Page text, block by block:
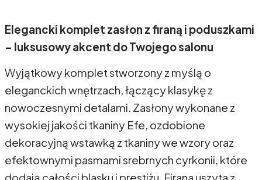
Elegancki komplet zasłon z firaną i poduszkami
– luksusowy akcent do Twojego salonu
Wyjątkowy komplet stworzony z myślą o
eleganckich wnętrzach, łączący klasykę z
nowoczesnymi detalami. Zasłony wykonane z
wysokiej jakości tkaniny Efe, ozdobione
dekoracyjną wstawką z tkaniny we wzory oraz
efektownymi pasmami srebrnych cyrkonii, które